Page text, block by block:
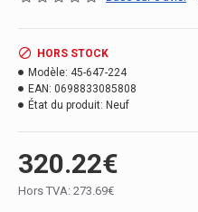
320.22€
Hors TVA: 273.69€
HORS STOCK
Modèle: 45-647-224
EAN: 0698833085808
État du produit: Neuf